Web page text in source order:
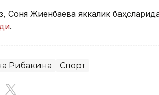
Соня Жиенбаева яккалик
.
Рибакина Спорт